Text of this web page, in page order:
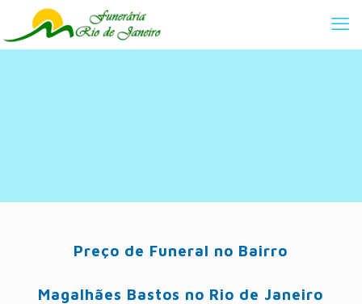
Preço de Funeral no Bairro
Magalhães Bastos no Rio de Janeiro